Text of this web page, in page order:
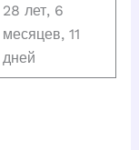
28 лет, 6
месяцев, 11
дней